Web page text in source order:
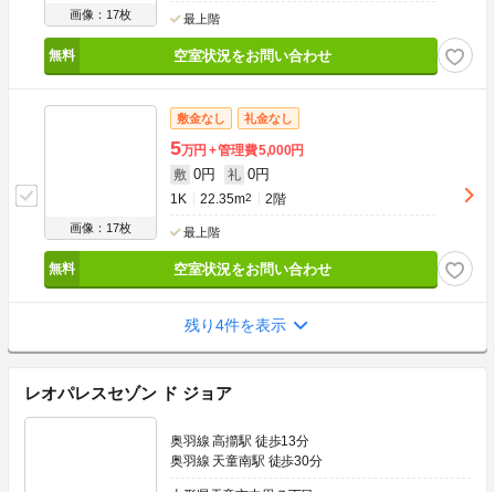
画像：17枚 最上階
空室状況をお問い合わせ
画像：17枚
敷金なし 礼金なし
5万円 管理費5,000円
敷 0円 礼 0円
1K 22.35m2 2階
最上階
空室状況をお問い合わせ
残り4件を表示
レオパレスセゾン ド ジョア
奥羽線 高擶駅 徒歩13分
奥羽線 天童南駅 徒歩30分